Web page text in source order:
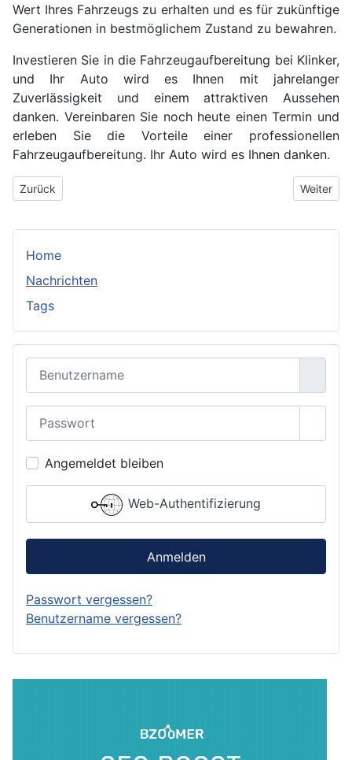
Wert Ihres Fahrzeugs zu erhalten und es für zukünftige
Generationen in bestmöglichem Zustand zu bewahren.
Investieren Sie in die Fahrzeugaufbereitung bei Klinker,
und Ihr Auto wird es Ihnen mit jahrelanger
Zuverlässigkeit und einem attraktiven Aussehen
danken. Vereinbaren Sie noch heute einen Termin und
erleben Sie die Vorteile einer professionellen
Fahrzeugaufbereitung. Ihr Auto wird es Ihnen danken.
Vorheriger Beitrag: Offizieller Elf Bar Händler: Qualität und
Zurück Nächster
Weiter
Home
Nachrichten
Tags
Angemeldet bleiben
Web-Authentifizierung
Anmelden
Passwort vergessen?
Benutzername vergessen?